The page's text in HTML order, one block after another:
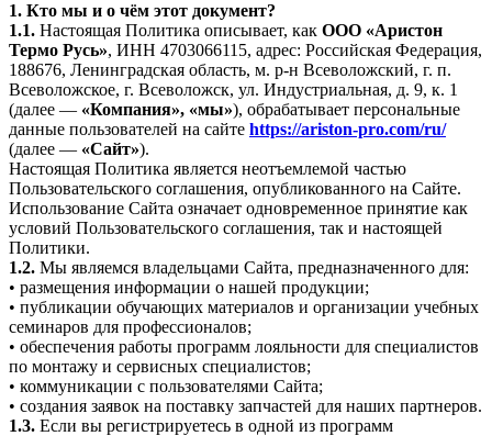
1. Кто мы и о чём этот документ?
1.1. Настоящая Политика описывает, как ООО «Аристон
Термо Русь», ИНН 4703066115, адрес: Российская Федерация,
188676, Ленинградская область, м. р-н Всеволожский, г. п.
Всеволожское, г. Всеволожск, ул. Индустриальная, д. 9, к. 1
(далее — «Компания», «мы»), обрабатывает персональные
данные пользователей на сайте https://ariston-pro.com/ru/
(далее — «Сайт»).
Настоящая Политика является неотъемлемой частью
Пользовательского соглашения, опубликованного на Сайте.
Использование Сайта означает одновременное принятие как
условий Пользовательского соглашения, так и настоящей
Политики.
1.2. Мы являемся владельцами Сайта, предназначенного для:
• размещения информации о нашей продукции;
• публикации обучающих материалов и организации учебных
семинаров для профессионалов;
• обеспечения работы программ лояльности для специалистов
по монтажу и сервисных специалистов;
• коммуникации с пользователями Сайта;
• создания заявок на поставку запчастей для наших партнеров.
1.3. Если вы регистрируетесь в одной из программ